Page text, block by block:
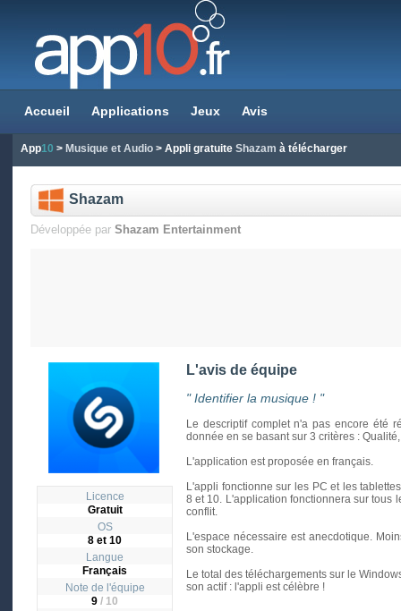
Accueil Applications Jeux Avis
App10 > Musique et Audio > Appli gratuite Shazam à télécharger
Shazam
Développée par Shazam Entertainment
Licence
Gratuit
OS
8 et 10
Langue
Français
Note de l'équipe
9 / 10
L'avis de équipe
" Identifier la musique ! "
Le descriptif complet n'a pas encore été
donnée en se basant sur 3 critères :
L'application est proposée en français.
L'appli fonctionne sur les PC et les
8 et 10. L'application fonctionnera sur tous
conflit.
L'espace nécessaire est anecdotique.
son stockage.
Le total des téléchargements sur le
son actif : l'appli est célèbre !